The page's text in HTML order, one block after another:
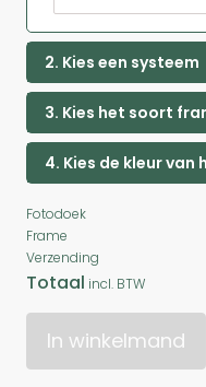
2. Kies een systeem
3. Kies het soort
4. Kies de kleur van
Fotodoek
Frame
Verzending
Totaal incl. BTW
In winkelmand